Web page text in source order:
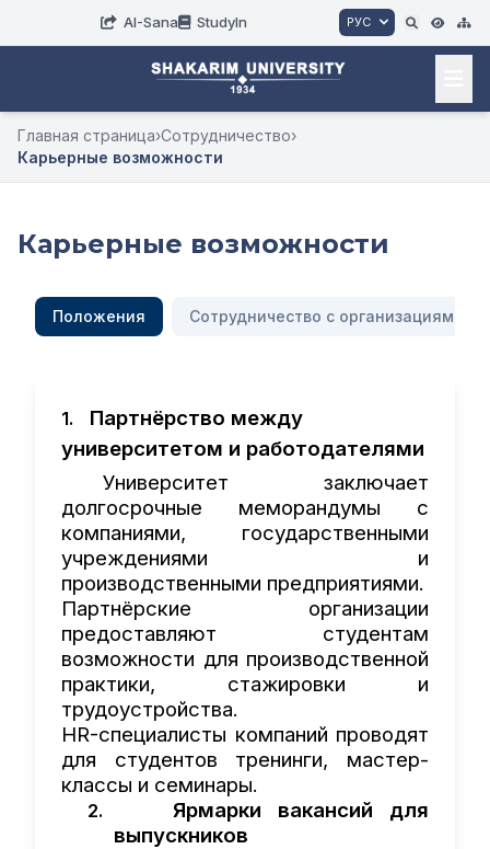
AI-Sana StudyIn РУС
Главная страница›Сотрудничество›
Карьерные возможности
Карьерные возможности
Положения Сотрудничество с организациями
1.
Партнёрство между
университетом и работодателями
Университет заключает
долгосрочные меморандумы с
компаниями, государственными
учреждениями и
производственными предприятиями.
Партнёрские организации
предоставляют студентам
возможности для производственной
практики, стажировки и
трудоустройства.
HR-специалисты компаний проводят
для студентов тренинги, мастер-
классы и семинары.
2.
Ярмарки вакансий для
выпускников